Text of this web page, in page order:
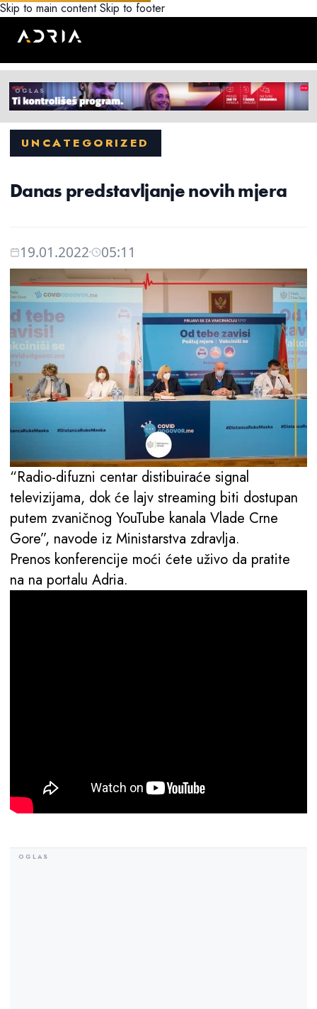
Skip to main content Skip to footer
UNCATEGORIZED
Danas predstavljanje novih mjera
19.01.2022 05:11
“Radio-difuzni centar distibuiraće signal
televizijama, dok će lajv streaming biti dostupan
putem zvaničnog YouTube kanala Vlade Crne
Gore”, navode iz Ministarstva zdravlja.
Prenos konferencije moći ćete uživo da pratite
na na portalu Adria.